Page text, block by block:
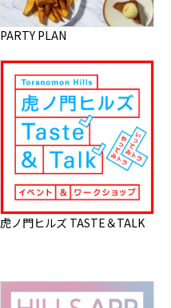
PARTY PLAN
虎ノ門ヒルズ TASTE＆TALK